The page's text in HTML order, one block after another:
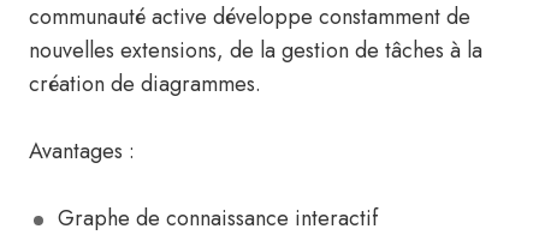
communauté active développe constamment de
nouvelles extensions, de la gestion de tâches à la
création de diagrammes.
Avantages :
Graphe de connaissance interactif